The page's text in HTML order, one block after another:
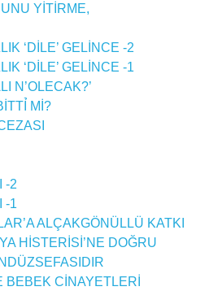
YİTİRME,
‘DİLE’ GELİNCE -2
‘DİLE’ GELİNCE -1
N’OLECAK?’
Mİ?
-2
-1
ALÇAKGÖNÜLLÜ KATKI
HİSTERİSİ’NE DOĞRU
BEBEK CİNAYETLERİ